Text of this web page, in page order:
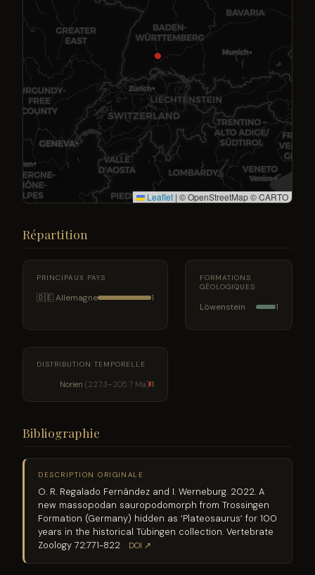
Leaflet | © OpenStreetMap © CARTO
Répartition
PRINCIPAUX PAYS
🇩🇪 Allemagne 1
FORMATIONS
GÉOLOGIQUES
Löwenstein 1
DISTRIBUTION TEMPORELLE
Norien (227.3–205.7 Ma) 1
Bibliographie
DESCRIPTION ORIGINALE
O. R. Regalado Fernández and I. Werneburg. 2022. A
new massopodan sauropodomorph from Trossingen
Formation (Germany) hidden as ‘Plateosaurus’ for 100
years in the historical Tübingen collection. Vertebrate
Zoology 72:771-822
DOI ↗